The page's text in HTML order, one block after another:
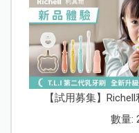
【試用募集】
數量: